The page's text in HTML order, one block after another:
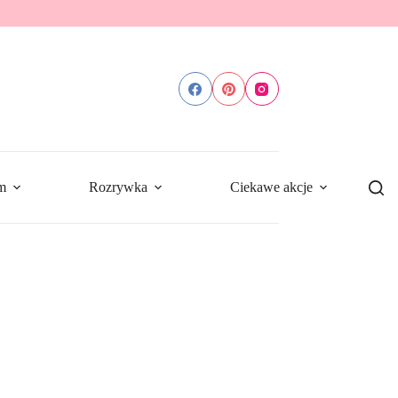
Rozrywka Ciekawe akcje